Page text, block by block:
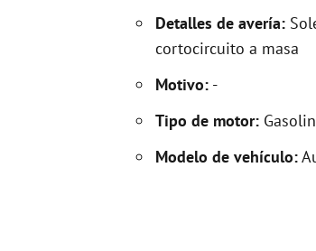
Detalles de avería:
cortocircuito a masa
Motivo: -
Tipo de motor:
Modelo de vehículo: